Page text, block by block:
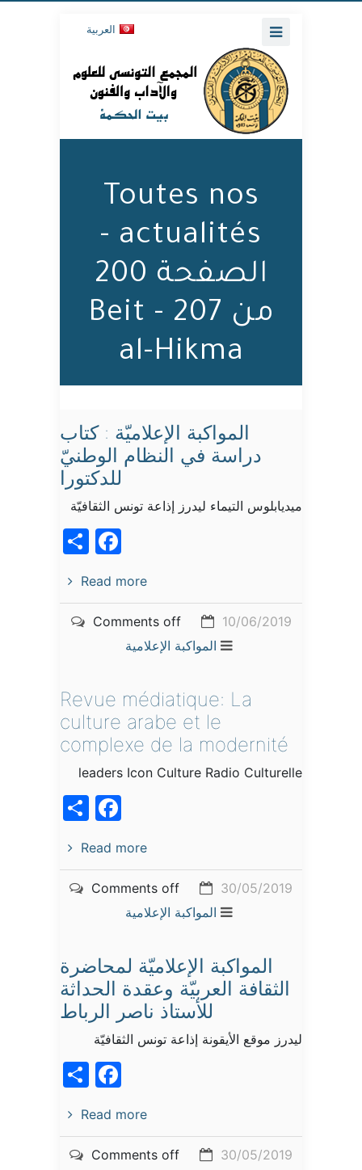
العربية
Toutes nos
actualités -
الصفحة 200
من 207 - Beit
al-Hikma
المواكبة الإعلاميّة : كتاب
دراسة في النظام الوطنيّ
للدكتورا
ميديابلوس التيماء ليدرز إذاعة تونس الثقافيّة
Read more
10/06/2019
Comments off
المواكبة الإعلامية
Revue médiatique: La
culture arabe et le
complexe de la modernité
leaders Icon Culture Radio Culturelle
Read more
30/05/2019
Comments off
المواكبة الإعلامية
المواكبة الإعلاميّة لمحاضرة
الثقافة العربيّة وعقدة الحداثة
للأستاذ ناصر الرباط
ليدرز موقع الأيقونة إذاعة تونس الثقافيّة
Read more
30/05/2019
Comments off